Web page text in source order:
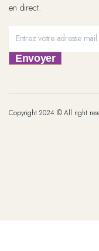
en direct.
Envoyer
Copyright 2024 © All right